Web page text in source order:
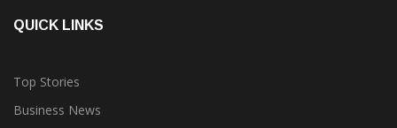
QUICK LINKS
Top Stories
Business News